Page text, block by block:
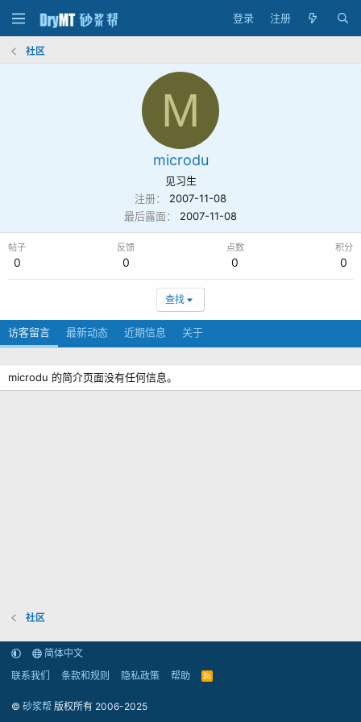
登录 注册
社区
M
microdu
见习生
注册
2007-11-08
最后露面
2007-11-08
帖子
0
反馈
0
点数
0
积分
0
查找
访客留言 最新动态 近期信息 关于
microdu 的简介页面没有任何信息。
社区
简体中文
联系我们
条款和规则 隐私政策 帮助
R
© 砂浆帮 版权所有 2006-2025